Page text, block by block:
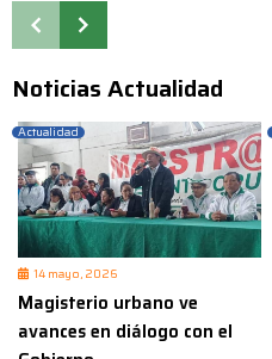
Noticias Actualidad
Actualidad
14 mayo, 2026
Magisterio urbano ve
avances en diálogo con el